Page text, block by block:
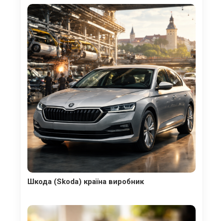
Шкода (Skoda) країна виробник